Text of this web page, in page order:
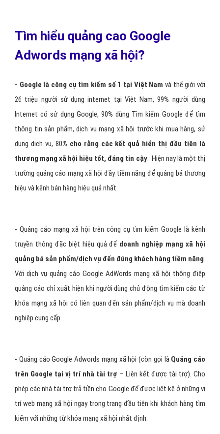
Tìm hiểu quảng cao Google
Adwords mạng xã hội?
- Google là công cụ tìm kiếm số 1 tại Việt Nam và thế giới với
26 triệu người sử dụng internet tại Việt Nam, 99% người dùng
Internet có sử dụng Google, 90% dùng Tìm kiếm Google để tìm
thông tin sản phẩm, dịch vụ mạng xã hội trước khi mua hàng, sử
dụng dịch vụ, 80% cho rằng các kết quả hiển thị đầu tiên là
thương mạng xã hội hiệu tốt, đáng tin cậy. Hiện nay là một thị
trường quảng cáo mạng xã hội đầy tiềm năng để quảng bá thương
hiệu và kênh bán hàng hiệu quả nhất.
- Quảng cáo mạng xã hội trên công cụ tìm kiếm Google là kênh
truyền thông đặc biệt hiệu quả để doanh nghiệp mạng xã hội
quảng bá sản phẩm/dịch vụ đến đúng khách hàng tiềm năng.
Với dịch vụ quảng cáo Google AdWords mạng xã hội thông điệp
quảng cáo chỉ xuất hiện khi người dùng chủ động tìm kiếm các từ
khóa mạng xã hội có liên quan đến sản phẩm/dịch vụ mà doanh
nghiệp cung cấp.
- Quảng cáo Google Adwords mạng xã hội (còn gọi là Quảng cáo
trên Google tại vị trí nhà tài trợ – Liên kết được tài trợ). Cho
phép các nhà tài trợ trả tiền cho Google để được liệt kê ở những vị
trí web mạng xã hội ngay trong trang đầu tiên khi khách hàng tìm
kiếm với những từ khóa mạng xã hội nhất định.